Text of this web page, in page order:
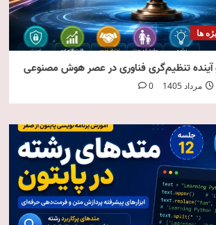
ها
آینده تنظیم‌گری فناوری در عصر هوش مصنوعی
0